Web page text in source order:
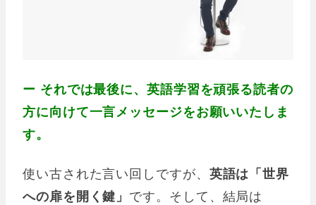
ー それでは最後に、英語学習を頑張る読者の
方に向けて一言メッセージをお願いいたしま
す。
使い古された言い回しですが、 英語は「世界
への扉を開く鍵」 です。そして、結局は